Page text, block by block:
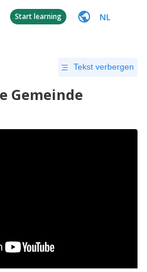
Start learning NL
Tekst verbergen
Gemeinde